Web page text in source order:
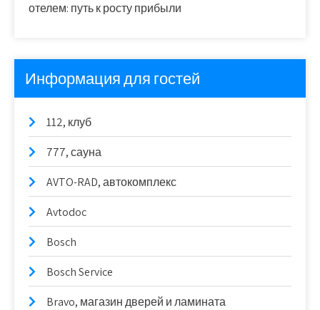
отелем: путь к росту прибыли
Информация для гостей
112, клуб
777, сауна
AVTO-RAD, автокомплекс
Avtodoc
Bosch
Bosch Service
Bravo, магазин дверей и ламината